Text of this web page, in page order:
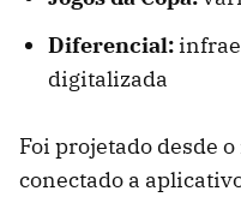
Diferencial:
digitalizada
Foi projetado desde
conectado a